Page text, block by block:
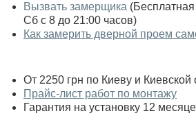
Вызвать замерщика
Сб с 8 до 21:00 часов)
Как замерить дверной проем
От 2250 грн по Киеву и Киевской
Прайс-лист работ по монтажу
Гарантия на установку 12